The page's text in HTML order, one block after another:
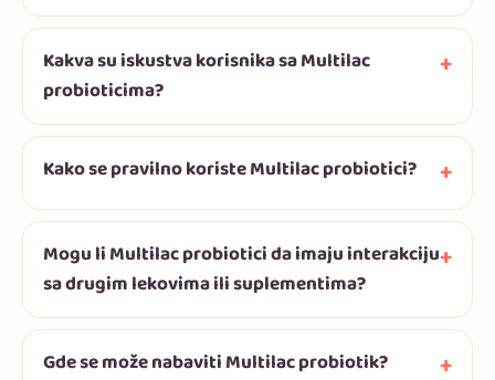
Kakva su iskustva korisnika sa Multilac
probioticima?
Kako se pravilno koriste Multilac probiotici?
Mogu li Multilac probiotici da imaju interakciju
sa drugim lekovima ili suplementima?
Gde se može nabaviti Multilac probiotik?